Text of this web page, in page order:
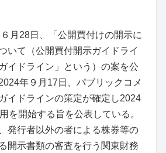
月28日、「公開買付けの開示に
いて（公開買付開示ガイドライ
イドライン」という）の案を公
年９月17日、パブリックコメ
イドラインの策定が確定し2024
を開始する旨を公表している。
発行者以外の者による株券等の
開示書類の審査を行う関東財務